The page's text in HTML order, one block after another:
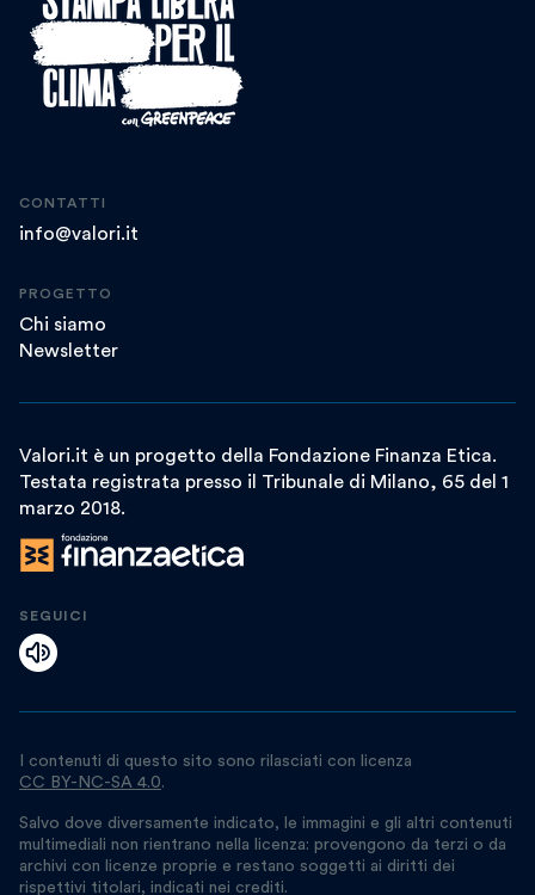
CONTATTI
info@valori.it
PROGETTO
Chi siamo
Newsletter
Valori.it è un progetto della Fondazione Finanza Etica.
Testata registrata presso il Tribunale di Milano, 65 del 1
marzo 2018.
SEGUICI
I contenuti di questo sito sono rilasciati con licenza
CC BY-NC-SA 4.0.
Salvo dove diversamente indicato, le immagini e gli altri contenuti
multimediali non rientrano nella licenza: provengono da terzi o da
archivi con licenze proprie e restano soggetti ai diritti dei
rispettivi titolari, indicati nei crediti.